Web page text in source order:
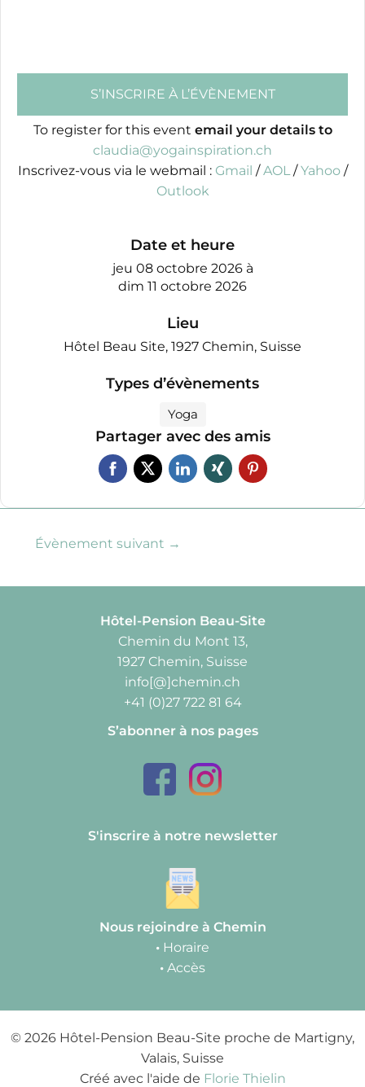
S’INSCRIRE À L’ÉVÈNEMENT
To register for this event email your details to
claudia@yogainspiration.ch
Inscrivez-vous via le webmail : Gmail /AOL/Yahoo /
Outlook
Date et heure
jeu 08 octobre 2026 à
dim 11 octobre 2026
Lieu
Hôtel Beau Site, 1927 Chemin, Suisse
Types d’évènements
Yoga
Partager avec des amis
Évènement suivant →
Hôtel-Pension Beau-Site
Chemin du Mont 13,
1927 Chemin, Suisse
info[@]chemin.ch
+41 (0)27 722 81 64
S’abonner à nos pages
S'inscrire à notre newsletter
Nous rejoindre à Chemin
• Horaire
• Accès
© 2026 Hôtel-Pension Beau-Site proche de Martigny,
Valais, Suisse
Créé avec l'aide de Florie Thielin